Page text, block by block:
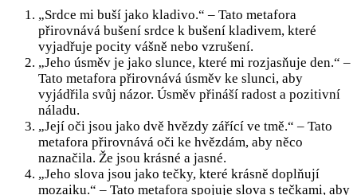
„Srdce mi buší jako kladivo.“ – Tato metafora
přirovnává bušení srdce k bušení kladivem, které
vyjadřuje pocity vášně nebo vzrušení.
„Jeho úsměv je jako slunce, které mi rozjasňuje den.“ –
Tato metafora přirovnává úsměv ke slunci, aby
vyjádřila svůj názor. Úsměv přináší radost a pozitivní
náladu.
„Její oči jsou jako dvě hvězdy zářící ve tmě.“ – Tato
metafora přirovnává oči ke hvězdám, aby něco
naznačila. Že jsou krásné a jasné.
„Jeho slova jsou jako tečky, které krásně doplňují
mozaiku.“ – Tato metafora spojuje slova s tečkami, aby